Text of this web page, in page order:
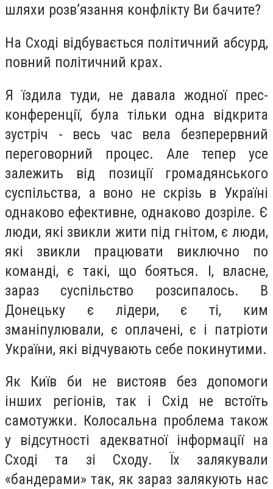
шляхи розв’язання конфлікту Ви бачите?
На Сході відбувається політичний абсурд,
повний політичний крах.
Я їздила туди, не давала жодної прес-
конференції, була тільки одна відкрита
зустріч - весь час вела безперервний
переговорний процес. Але тепер усе
залежить від позиції громадянського
суспільства, а воно не скрізь в Україні
однаково ефективне, однаково дозріле. Є
люди, які звикли жити під гнітом, є люди,
які звикли працювати виключно по
команді, є такі, що бояться. І, власне,
зараз суспільство розсипалось. В
Донецьку є лідери, є ті, ким
зманіпулювали, є оплачені, є і патріоти
України, які відчувають себе покинутими.
Як Київ би не вистояв без допомоги
інших регіонів, так і Схід не встоїть
самотужки. Колосальна проблема також
у відсутності адекватної інформації на
Сході та зі Сходу. Їх залякували
«бандерами» так, як зараз залякують нас